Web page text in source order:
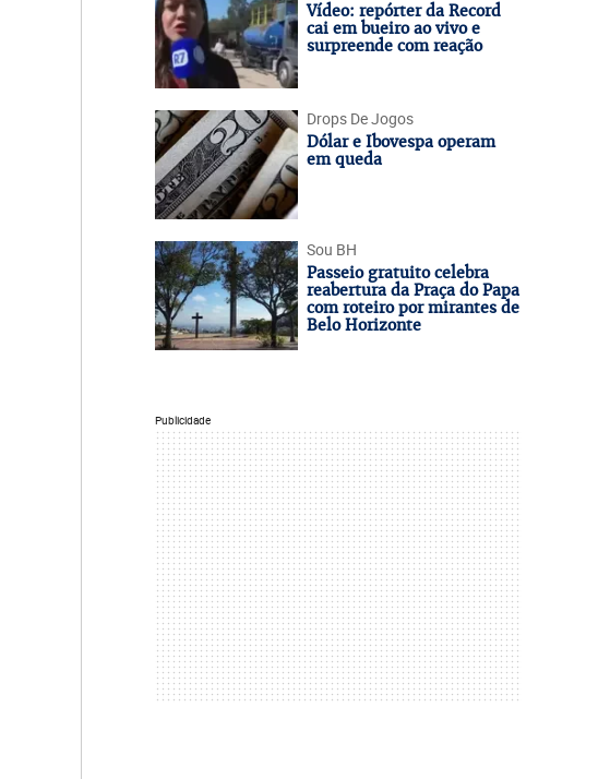
Vídeo: repórter da Record
cai em bueiro ao vivo e
surpreende com reação
Drops De Jogos
Dólar e Ibovespa operam
em queda
Sou BH
Passeio gratuito celebra
reabertura da Praça do Papa
com roteiro por mirantes de
Belo Horizonte
Publicidade